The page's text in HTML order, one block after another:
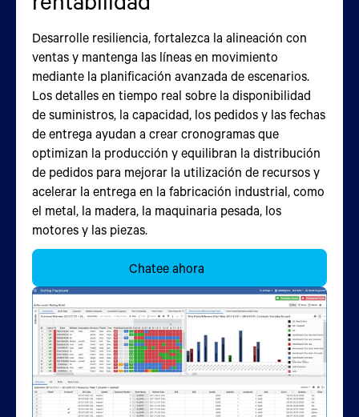
Desarrolle resiliencia, fortalezca la alineación con
ventas y mantenga las líneas en movimiento
mediante la planificación avanzada de escenarios.
Los detalles en tiempo real sobre la disponibilidad
de suministros, la capacidad, los pedidos y las fechas
de entrega ayudan a crear cronogramas que
optimizan la producción y equilibran la distribución
de pedidos para mejorar la utilización de recursos y
acelerar la entrega en la fabricación industrial, como
el metal, la madera, la maquinaria pesada, los
motores y las piezas.
Chatee ahora
Cree y valide rápidamente planes para apoyar
la producción o tiempo de inactividad. La
planificación avanzada de escenarios hipotéticos
utiliza gemelos digitales construidos a partir de la
disponibilidad de componentes y piezas,
capacidades de producción y pedidos existentes
para evaluar las compensaciones y recomendar un
plan de producción óptimo junto con detalles de
entrega predecibles para aumentar la satisfacción
del cliente.
Chatee ahora
Cree secuencias de pedidos optimizadas que
tiempos de producción y reduzcan los cuellos de
botella de la cadena de suministro. La secuenciación
analiza las posibles restricciones de suministro,
producción y transporte para ampliar la utilización
de activos, aumentar la eficiencia de planificación
hasta en un 60 %, aumentar el rendimiento hasta en
un 20 % y aumentar la estabilidad de la secuencia
hasta en un 100 %.
Chatee ahora